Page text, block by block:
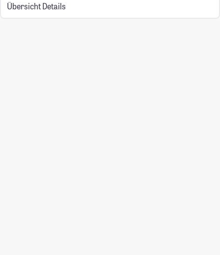
Übersicht Details